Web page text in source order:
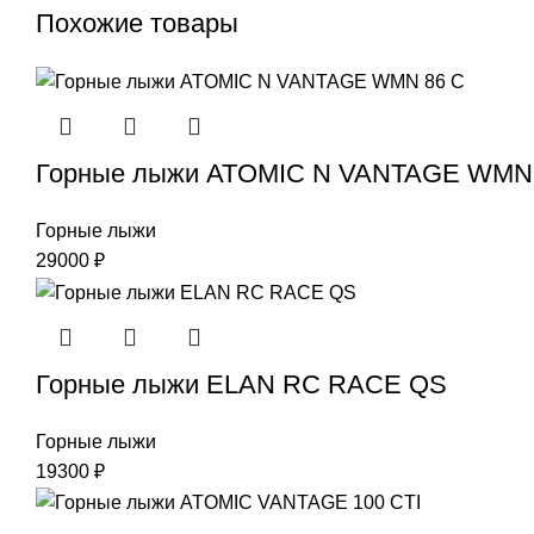
Похожие товары
Горные лыжи ATOMIC N VANTAGE
Горные лыжи
29000 ₽
Горные лыжи ELAN RC RACE QS
Горные лыжи
19300 ₽